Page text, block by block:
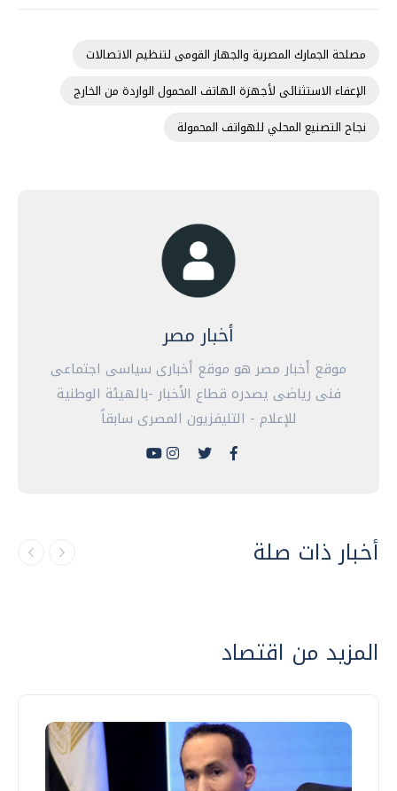
مصلحة الجمارك المصرية والجهاز القومى لتنظيم الاتصالات
الإعفاء الاستثنائى لأجهزة الهاتف المحمول الواردة من الخارج
نجاح التصنيع المحلي للهواتف المحمولة
أخبار مصر
موقع أخبار مصر هو موقع أخبارى سياسى اجتماعى
فنى رياضى يصدره قطاع الأخبار -بالهيئة الوطنية
للإعلام - التليفزيون المصرى سابقاً
أخبار ذات صلة
المزيد من اقتصاد